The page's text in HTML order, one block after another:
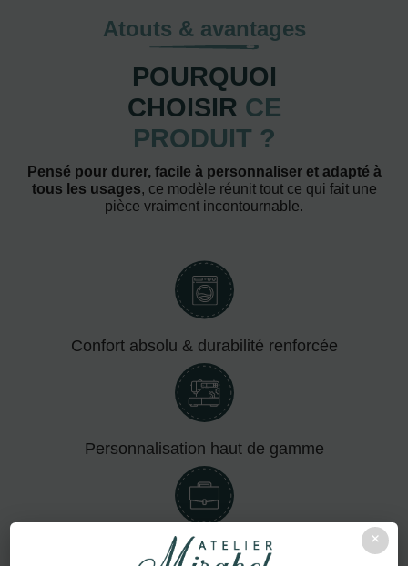
×
Atouts & avantages
POURQUOI
CHOISIR CE
PRODUIT ?
Pensé pour durer, facile à personnaliser et adapté à
tous les usages, ce modèle réunit tout ce qui fait une
pièce vraiment incontournable.
Confort absolu & durabilité renforcée
Personnalisation haut de gamme
Adapté aux pros comme aux particuliers